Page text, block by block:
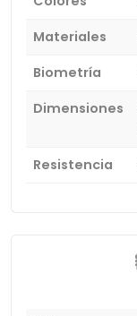
Materiales
Biometría
Dimensiones
Resistencia